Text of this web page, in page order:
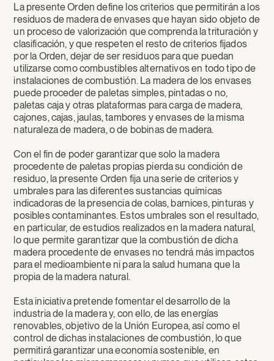
La presente Orden define los criterios que permitirán a los
residuos de madera de envases que hayan sido objeto de
un proceso de valorización que comprenda la trituración y
clasificación, y que respeten el resto de criterios fijados
por la Orden, dejar de ser residuos para que puedan
utilizarse como combustibles alternativos en todo tipo de
instalaciones de combustión. La madera de los envases
puede proceder de paletas simples, pintadas o no,
paletas caja y otras plataformas para carga de madera,
cajones, cajas, jaulas, tambores y envases de la misma
naturaleza de madera, o de bobinas de madera.
Con el fin de poder garantizar que solo la madera
procedente de paletas propias pierda su condición de
residuo, la presente Orden fija una serie de criterios y
umbrales para las diferentes sustancias químicas
indicadoras de la presencia de colas, barnices, pinturas y
posibles contaminantes. Estos umbrales son el resultado,
en particular, de estudios realizados en la madera natural,
lo que permite garantizar que la combustión de dicha
madera procedente de envases no tendrá más impactos
para el medioambiente ni para la salud humana que la
propia de la madera natural.
Esta iniciativa pretende fomentar el desarrollo de la
industria de la madera y, con ello, de las energías
renovables, objetivo de la Unión Europea, así como el
control de dichas instalaciones de combustión, lo que
permitirá garantizar una economía sostenible, en